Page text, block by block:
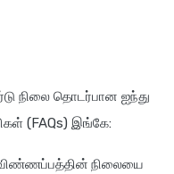
நிலை தொடர்பான ஐந்து
(FAQs) இங்கே:
விண்ணப்பத்தின் நிலையை